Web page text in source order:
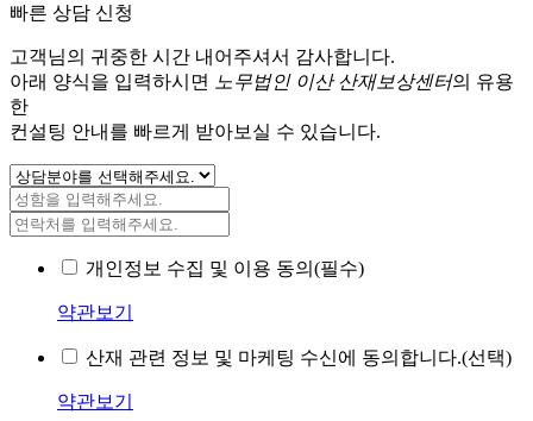
빠른 상담 신청
고객님의 귀중한 시간 내어주셔서 감사합니다.
아래 양식을 입력하시면
노무법인 이산 산재보상센터의 유용
한
컨설팅 안내를 빠르게 받아보실 수 있습니다.
개인정보 수집 및 이용 동의(필수)
약관보기
산재 관련 정보 및 마케팅 수신에 동의합니다.(선택)
약관보기